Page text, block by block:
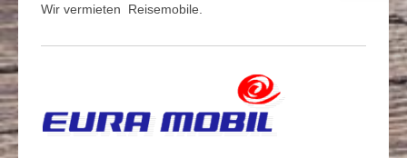
Wir vermieten Reisemobile.